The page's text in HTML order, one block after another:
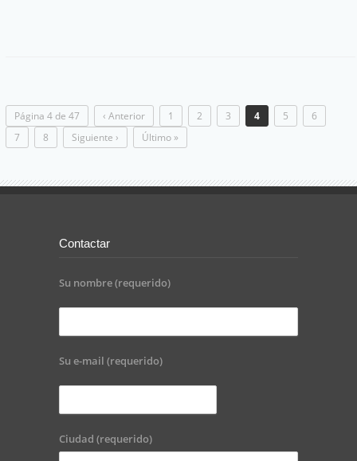
Página 4 de 47 ‹ Anterior 1 2 3 4 5
6
7
8 Siguiente › Último »
Contactar
Su nombre (requerido)
Su e-mail (requerido)
Ciudad (requerido)